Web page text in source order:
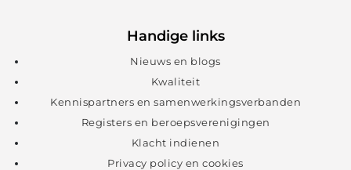
Handige links
Nieuws en blogs
Kwaliteit
Kennispartners en samenwerkingsverbanden
Registers en beroepsverenigingen
Klacht indienen
Privacy policy en cookies